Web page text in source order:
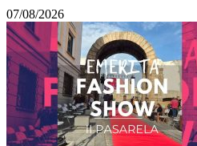
07/08/2026